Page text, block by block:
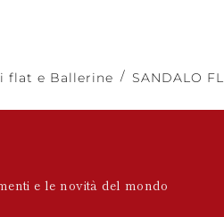
flat e Ballerine SANDALO
e le novità del mondo